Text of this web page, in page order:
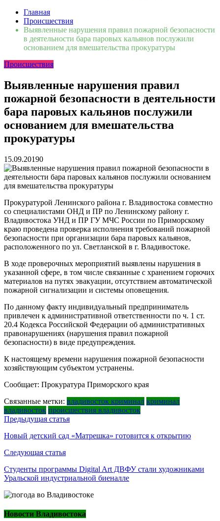
Главная
Происшествия
Выявленные нарушения правил пожарной безопасности
в деятельности бара паровых кальянов послужили
основанием для вмешательства прокуратуры
Происшествия
Выявленные нарушения правил
пожарной безопасности в деятельности
бара паровых кальянов послужили
основанием для вмешательства
прокуратуры
15.09.20190
Прокуратурой Ленинского района г. Владивостока совместно
со специалистами ОНД и ПР по Ленинскому району г.
Владивостока УНД и ПР ГУ МЧС России по Приморскому
краю проведена проверка исполнения требований пожарной
безопасности при организации бара паровых кальянов,
расположенного по ул. Светланской в г. Владивостоке.
В ходе проверочных мероприятий выявлены нарушения в
указанной сфере, в том числе связанные с хранением горючих
материалов на путях эвакуации, отсутствием автоматической
пожарной сигнализации и системы оповещения.
По данному факту индивидуальный предприниматель
привлечен к административной ответственности по ч. 1 ст.
20.4 Кодекса Российской Федерации об административных
правонарушениях (нарушения правил пожарной
безопасности) в виде предупреждения.
К настоящему времени нарушения пожарной безопасности
хозяйствующим субъектом устранены.
Сообщает: Прокуратура Приморского края
Связанные метки: владивосток криминал криминал
владивосток происшествия владивосток
Навигация
по
записям
Предыдущая статья
Новый детский сад «Матрешка» готовится к открытию
Следующая статья
Студенты программы Digital Art ДВФУ стали художниками
Уральской индустриальной биеналле
Новости Владивостока